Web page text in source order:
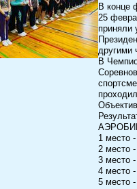
В конце
25
приняли
другими
В
1 место
2 место
3 место
4 место
5 место